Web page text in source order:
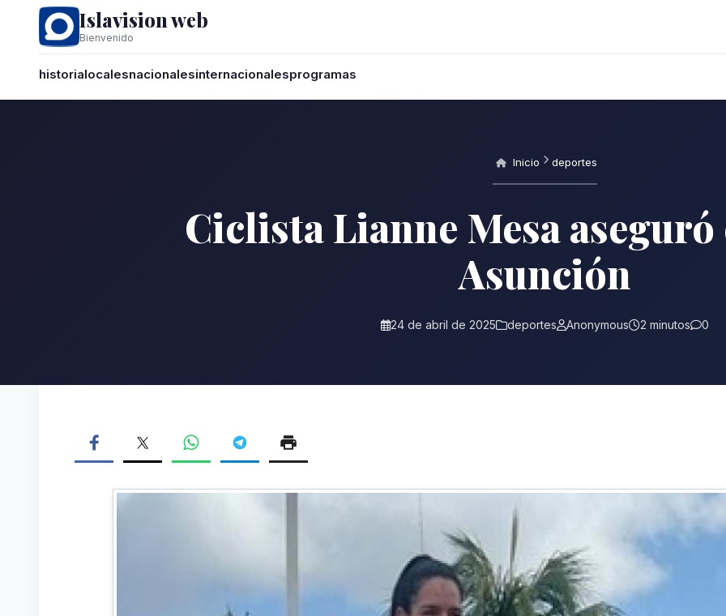
Islavision web
Bienvenido
historialocalesnacionalesinternacionalesprogramas
Inicio deportes
Ciclista Lianne Mesa
Asunción
24 de abril de 2025 deportes Anonymous 2 minutos 0